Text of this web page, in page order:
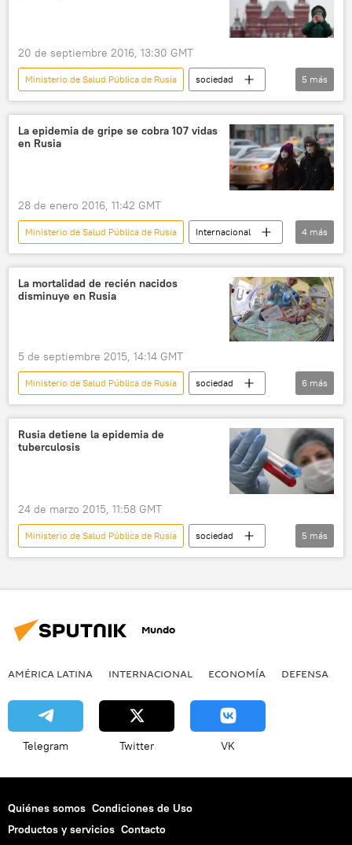
20 de septiembre 2016, 13:30 GMT
Ministerio de Salud Pública de Rusia
sociedad
💗 Salud
Internacional
Rusia
🧭 Destinos
noticias
5 más
La epidemia de gripe se cobra 107 vidas
en Rusia
28 de enero 2016, 11:42 GMT
Ministerio de Salud Pública de Rusia
Internacional
Rusia
Pandemia de la gripe AH1N1
gripe porcina
noticias
4 más
La mortalidad de recién nacidos
disminuye en Rusia
5 de septiembre 2015, 14:14 GMT
Ministerio de Salud Pública de Rusia
sociedad
💗 Salud
Internacional
Rusia
mortalidad
Oleg Salagái noticias
6 más
Rusia detiene la epidemia de
tuberculosis
24 de marzo 2015, 11:58 GMT
Ministerio de Salud Pública de Rusia
sociedad
💗 Salud
Teresa Kasáeva
5 más
Mundo
AMÉRICA LATINA INTERNACIONAL ECONOMÍA DEFENSA
Telegram Twitter VK
Quiénes somos Condiciones de Uso
Productos y servicios Contacto